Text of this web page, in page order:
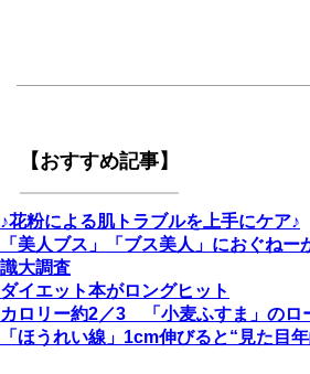
【おすすめ記事】
♪花粉による肌トラブルを上手にケア♪
「美人ブス」「ブス美人」におぐね
識大調査
ダイエット本がロングヒット
カロリー約2／3 「小麦ふすま」のロ
「ほうれい線」1cm伸びると“見た目